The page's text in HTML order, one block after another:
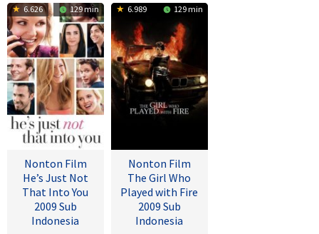
6.626 129 min
Nonton Film
He’s Just Not
That Into You
2009 Sub
Indonesia
6.989 129 min
Nonton Film
The Girl Who
Played with Fire
2009 Sub
Indonesia